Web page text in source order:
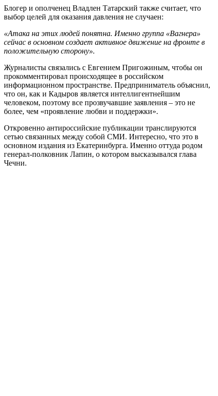
Блогер и ополченец Владлен Татарский также считает, что
выбор целей для оказания давления не случаен:
«Атака на этих людей понятна. Именно группа «Вагнера»
сейчас в основном создает активное движение на фронте в
положительную сторону».
Журналисты связались с Евгением Пригожиным, чтобы он
прокомментировал происходящее в российском
информационном пространстве. Предприниматель объяснил,
что он, как и Кадыров является интеллигентнейшим
человеком, поэтому все прозвучавшие заявления – это не
более, чем «проявление любви и поддержки».
Откровенно антироссийские публикации транслируются
сетью связанных между собой СМИ. Интересно, что это в
основном издания из Екатеринбурга. Именно оттуда родом
генерал-полковник Лапин, о котором высказывался глава
Чечни.